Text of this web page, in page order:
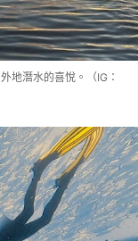
地潛水的喜悅。（IG：